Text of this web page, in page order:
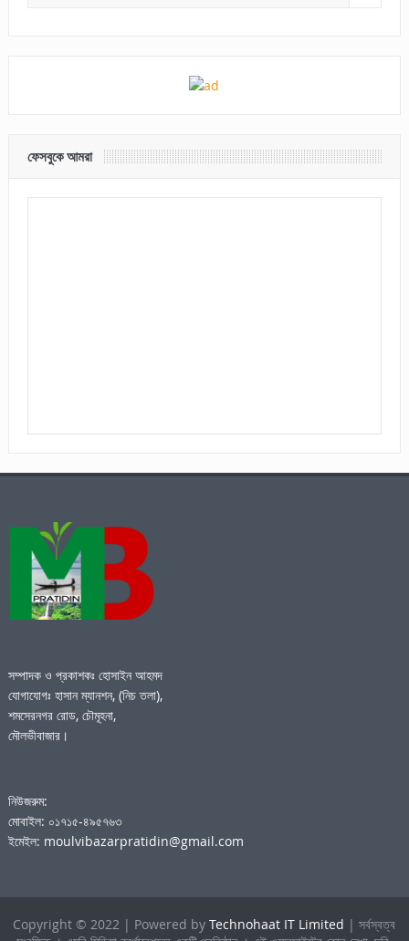
ফেসবুকে আমরা
সম্পাদক ও প্রকাশকঃ হোসাইন আহমদ
যোগাযোগঃ হাসান ম্যানশন, (নিচ তলা),
শমসেরনগর রোড, চৌমূহনা,
মৌলভীবাজার।
নিউজরুম:
মোবাইল: ০১৭১৫-৪৯৫৭৬৩
ইমেইল: moulvibazarpratidin@gmail.com
Copyright © 2022 | Powered byTechnohaat IT Limited | সর্বস্বত্ব